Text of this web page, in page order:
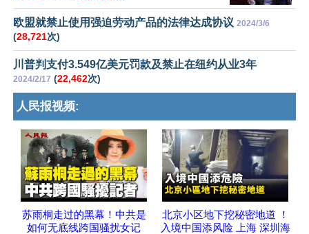
欧盟就禁止使用强迫劳动产品的法律达成协议 2024/3/6
(28,721次)
川普判支付3.549亿美元罚款及禁止在纽约从业3年
2024/2/17 (22,462次)
人民报视频:
苏雨桐走过的黑幕！中共是
如何无底线跨国骚扰女记
北京小区地下挖秘密地道 ！
入境中国添风险 上海 深圳海